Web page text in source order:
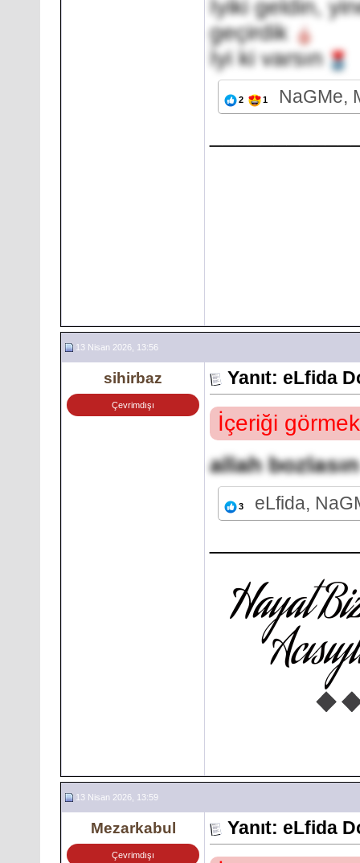
İyiki geldin,
geçirdik
İyi ki varsın
2 1 NaGMe,
13 Nisan 2026, 13:56
sihirbaz
Çevrimdışı
Yanıt: eLfida
İçeriği
allah
3 eLfida,
13 Nisan 2026, 13:59
Mezarkabul
Çevrimdışı
Yanıt: eLfida